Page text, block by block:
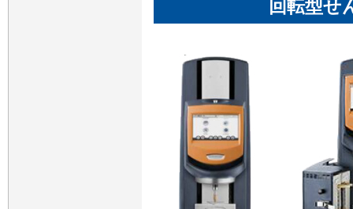
回転型せ